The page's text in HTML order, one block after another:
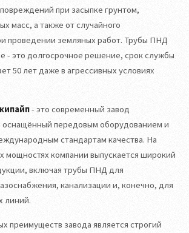
при засыпке грунтом,
масс, а также от случайного
проведении земляных работ. Трубы ПНД
- это долгосрочное решение, срок службы
50 лет даже в агрессивных условиях
- это современный завод
оснащённый передовым оборудованием и
стандартам качества. На
мощностях компании выпускается широкий
включая трубы ПНД для
канализации и, конечно, для
линий.
преимуществ завода является строгий